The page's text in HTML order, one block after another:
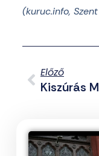
(kuruc.info,
Előző